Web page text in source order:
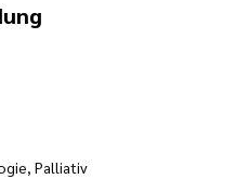
Palliativ